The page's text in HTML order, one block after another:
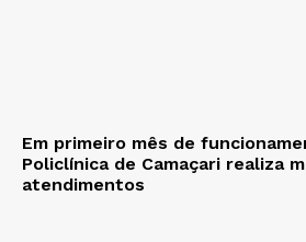
Em primeiro mês de
Policlínica de Camaçari realiza
atendimentos